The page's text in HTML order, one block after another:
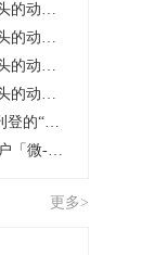
本人，请将文章删除，消除影响，谢谢！
本人，请将文章删除，消除影响，谢谢！
本人，请将文章删除，消除影响，谢谢！
本人，请将文章删除，消除影响，谢谢！
本人操作，请尽快将其删除，消除不良影响。
!本次测试资格已陆续发放!各位拓荒者们准备好了么。
更多>